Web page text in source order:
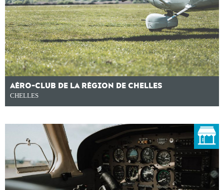
AÉRO-CLUB DE LA RÉGION DE CHELLES
CHELLES